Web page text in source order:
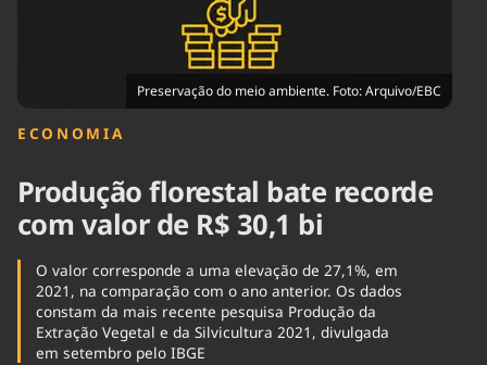
Preservação do meio ambiente. Foto: Arquivo/EBC
ECONOMIA
Produção florestal bate recorde
com valor de R$ 30,1 bi
O valor corresponde a uma elevação de 27,1%, em
2021, na comparação com o ano anterior. Os dados
constam da mais recente pesquisa Produção da
Extração Vegetal e da Silvicultura 2021, divulgada
em setembro pelo IBGE